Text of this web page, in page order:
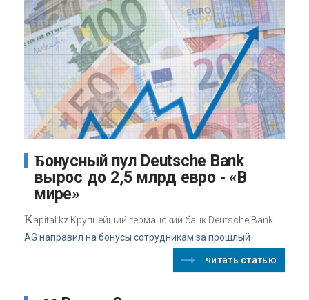
Бонусный пул Deutsche Bank
вырос до 2,5 млрд евро - «В
мире»
Kapital.kz Крупнейший германский банк Deutsche Bank
AG направил на бонусы сотрудникам за прошлый
читать статью